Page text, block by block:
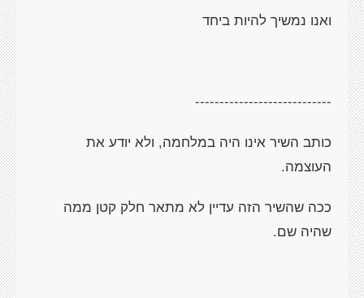
ואנו נמשיך להיות ביחד
----------------------------
כותב השיר אינו היה במלחמה, ולא יודע את
העוצמה.
ככה שהשיר הזה עדיין לא מתאר חלק קטן ממה
שהיה שם.